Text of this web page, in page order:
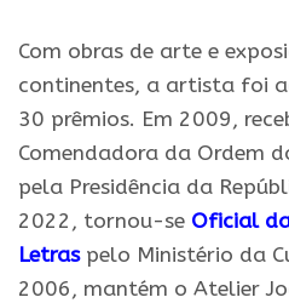
Com obras de arte e
continentes, a artista foi
30 prêmios. Em 2009,
Comendadora da Ordem
pela Presidência da
2022, tornou-se Oficial
Letraspelo Ministério da
2006, mantém o Atelier